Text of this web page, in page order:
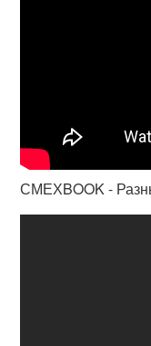
СМЕХBOOK -